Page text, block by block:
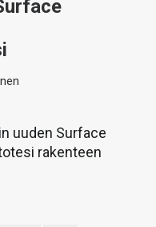
uuden Surface
rakenteen